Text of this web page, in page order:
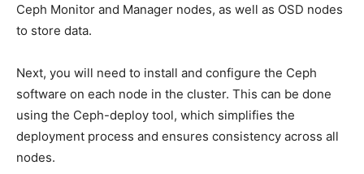
Ceph Monitor and Manager nodes, as well as OSD nodes
to store‍ data.
Next, you will ‍need to install and configure the ‍Ceph‍
software on each node in the cluster. This can ⁣be done
using​ the Ceph-deploy tool, which ‍simplifies‌ the
deployment⁤ process and ensures consistency across all
nodes.